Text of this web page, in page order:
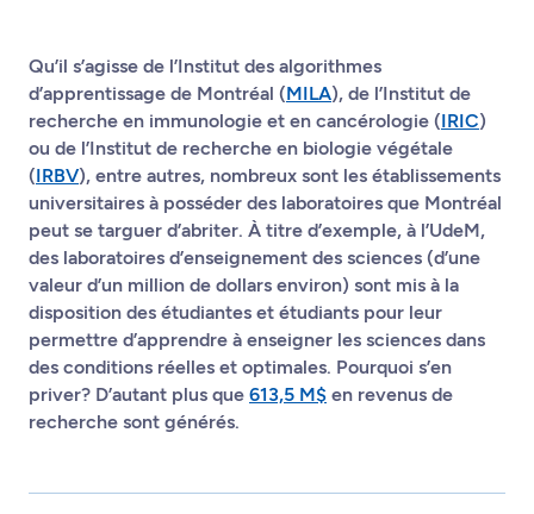
Qu’il s’agisse de l’Institut des algorithmes
d’apprentissage de Montréal (MILA), de l’Institut de
recherche en immunologie et en cancérologie (IRIC)
ou de l’Institut de recherche en biologie végétale
(IRBV), entre autres, nombreux sont les établissements
universitaires à posséder des laboratoires que Montréal
peut se targuer d’abriter. À titre d’exemple, à l’UdeM,
des laboratoires d’enseignement des sciences (d’une
valeur d’un million de dollars environ) sont mis à la
disposition des étudiantes et étudiants pour leur
permettre d’apprendre à enseigner les sciences dans
des conditions réelles et optimales. Pourquoi s’en
priver? D’autant plus que 613,5 M$ en revenus de
recherche sont générés.